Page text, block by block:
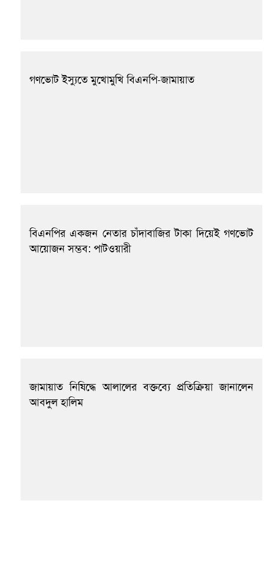
গণভোট ইস্যুতে মুখোমুখি বিএনপি-জামায়াত
বিএনপির একজন নেতার চাঁদাবাজির টাকা দিয়েই গণভোট
আয়োজন সম্ভব: পাটওয়ারী
জামায়াত নিষিদ্ধে আলালের বক্তব্যে প্রতিক্রিয়া জানালেন
আবদুল হালিম